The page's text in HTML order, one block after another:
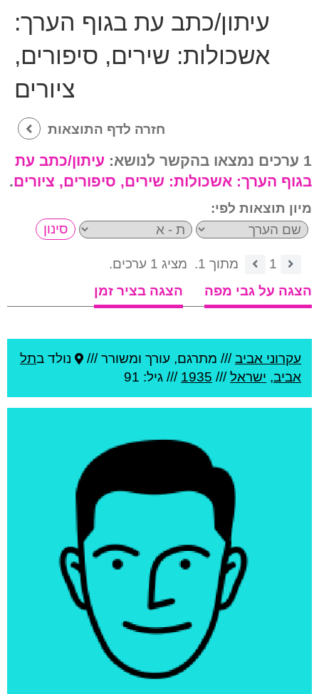
עיתון/כתב עת בגוף הערך:
אשכולות: שירים, סיפורים,
ציורים
חזרה לדף התוצאות
1 ערכים נמצאו בהקשר לנושא:
עיתון/כתב עת
בגוף הערך: אשכולות: שירים, סיפורים, ציורים.
מיון תוצאות לפי:
1 מתוך 1.
מציג 1 ערכים.
הצגה על גבי מפה
הצגה בציר זמן
עקרוני אביב/// מתרגם, עורך ומשורר /// נולד בתל
אביב, ישראל///
1935 /// גיל: 91